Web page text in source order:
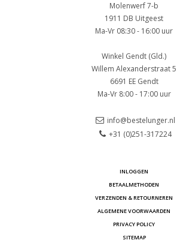
Molenwerf 7-b
1911 DB Uitgeest
Ma-Vr 08:30 - 16:00 uur
Winkel Gendt (Gld.)
Willem Alexanderstraat 5
6691 EE Gendt
Ma-Vr 8:00 - 17:00 uur
info@bestelunger.nl
+31 (0)251-317224
INLOGGEN
BETAALMETHODEN
VERZENDEN & RETOURNEREN
ALGEMENE VOORWAARDEN
PRIVACY POLICY
SITEMAP